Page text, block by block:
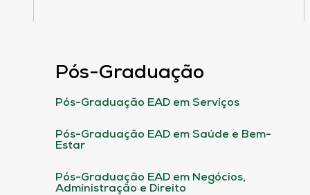
Pós-Graduação
Pós-Graduação EAD em Serviços
Pós-Graduação EAD em Saúde e Bem-
Estar
Pós-Graduação EAD em Negócios,
Administração e Direito